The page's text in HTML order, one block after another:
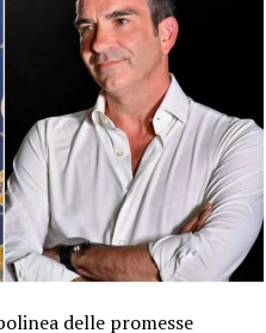
delle promesse